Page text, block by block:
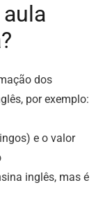
dos
por exemplo:
e o valor
inglês, mas é